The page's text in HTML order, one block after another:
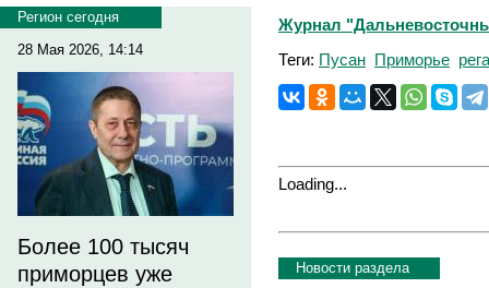
Регион сегодня
28 Мая 2026, 14:14
Более 100 тысяч
приморцев уже
Журнал
Теги: Пусан Приморье
Loading...
Новости раздела